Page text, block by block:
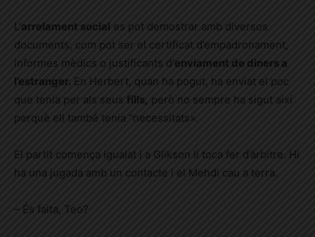
L’arrelament social es pot demostrar amb diversos
documents, com pot ser el certificat d’empadronament,
informes mèdics o justificants d’enviament de diners a
l’estranger. En Herbert, quan ha pogut, ha enviat el poc
que tenia per als seus fills, però no sempre ha sigut així
perquè ell també tenia “necessitats».
El partit comença igualat i a Glikson li toca fer d’àrbitre. Hi
ha una jugada amb un contacte i el Mehdi cau a terra.
– És falta, Teo?